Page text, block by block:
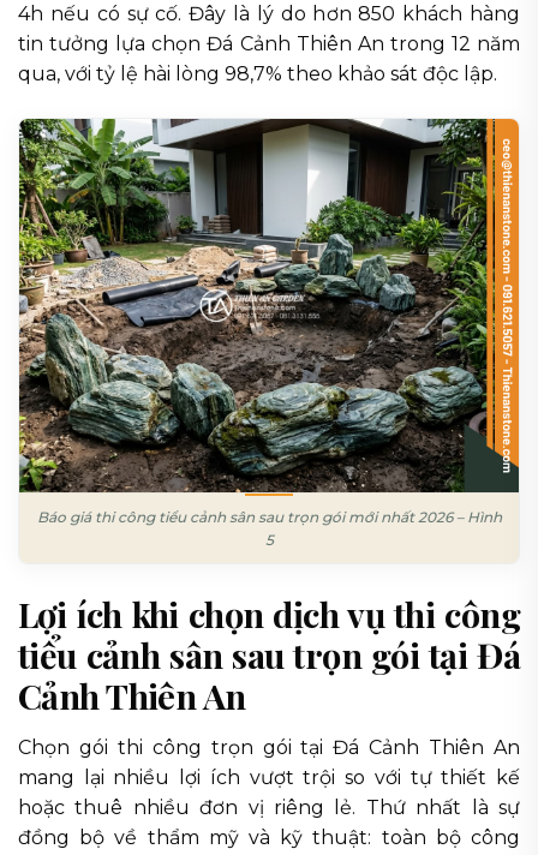
4h nếu có sự cố. Đây là lý do hơn 850 khách hàng
tin tưởng lựa chọn Đá Cảnh Thiên An trong 12 năm
qua, với tỷ lệ hài lòng 98,7% theo khảo sát độc lập.
Báo giá thi công tiểu cảnh sân sau trọn gói mới nhất 2026 – Hình
5
Lợi ích khi chọn dịch vụ thi công
tiểu cảnh sân sau trọn gói tại Đá
Cảnh Thiên An
Chọn gói thi công trọn gói tại Đá Cảnh Thiên An
mang lại nhiều lợi ích vượt trội so với tự thiết kế
hoặc thuê nhiều đơn vị riêng lẻ. Thứ nhất là sự
đồng bộ về thẩm mỹ và kỹ thuật: toàn bộ công